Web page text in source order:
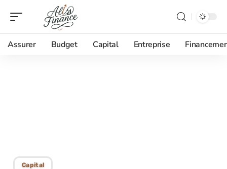
Assurer Budget Capital Entreprise
Capital